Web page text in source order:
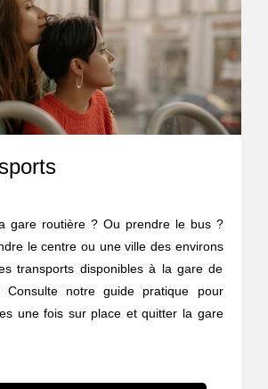
gare routière ? Ou prendre le bus ?
le centre ou une ville des environs
transports disponibles à la gare de
Consulte notre guide pratique pour
une fois sur place et quitter la gare